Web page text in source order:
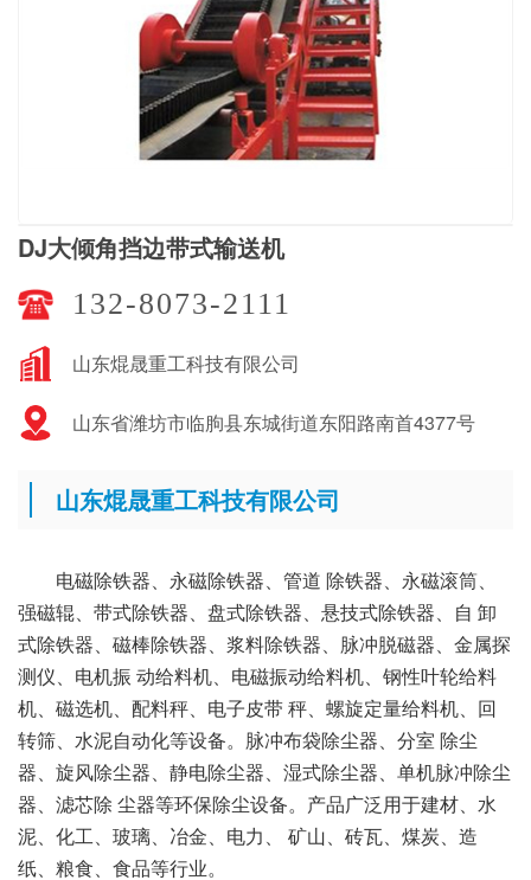
DJ大倾角挡边带式输送机
132-8073-2111
山东焜晟重工科技有限公司
山东省潍坊市临朐县东城街道东阳路南首4377号
山东焜晟重工科技有限公司
电磁除铁器、永磁除铁器、管道 除铁器、永磁滚筒、
强磁辊、带式除铁器、盘式除铁器、悬技式除铁器、自 卸
式除铁器、磁棒除铁器、浆料除铁器、脉冲脱磁器、金属探
测仪、电机振 动给料机、电磁振动给料机、钢性叶轮给料
机、磁选机、配料秤、电子皮带 秤、螺旋定量给料机、回
转筛、水泥自动化等设备。脉冲布袋除尘器、分室 除尘
器、旋风除尘器、静电除尘器、湿式除尘器、单机脉冲除尘
器、滤芯除 尘器等环保除尘设备。产品广泛用于建材、水
泥、化工、玻璃、冶金、电力、 矿山、砖瓦、煤炭、造
纸、粮食、食品等行业。